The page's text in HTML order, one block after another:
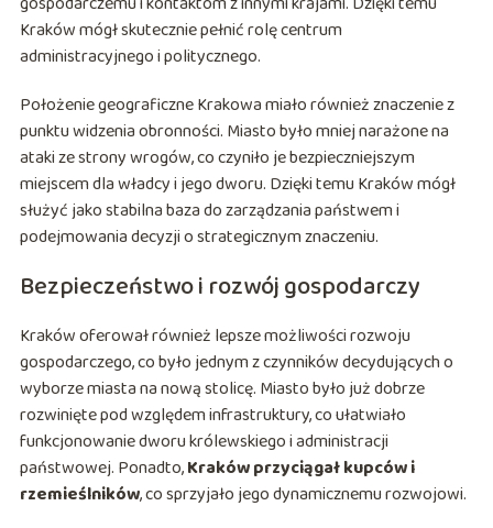
Kraków mógł skutecznie pełnić rolę centrum
administracyjnego i politycznego.
Położenie geograficzne Krakowa miało również znaczenie z
punktu widzenia obronności. Miasto było mniej narażone na
ataki ze strony wrogów, co czyniło je bezpieczniejszym
miejscem dla władcy i jego dworu. Dzięki temu Kraków mógł
służyć jako stabilna baza do zarządzania państwem i
podejmowania decyzji o strategicznym znaczeniu.
Bezpieczeństwo i rozwój gospodarczy
Kraków oferował również lepsze możliwości rozwoju
gospodarczego, co było jednym z czynników decydujących o
wyborze miasta na nową stolicę. Miasto było już dobrze
rozwinięte pod względem infrastruktury, co ułatwiało
funkcjonowanie dworu królewskiego i administracji
państwowej. Ponadto,Kraków przyciągał kupców i
rzemieślników, co sprzyjało jego dynamicznemu rozwojowi.